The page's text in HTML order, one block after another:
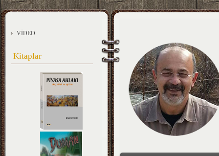
VİDEO
Kitaplar